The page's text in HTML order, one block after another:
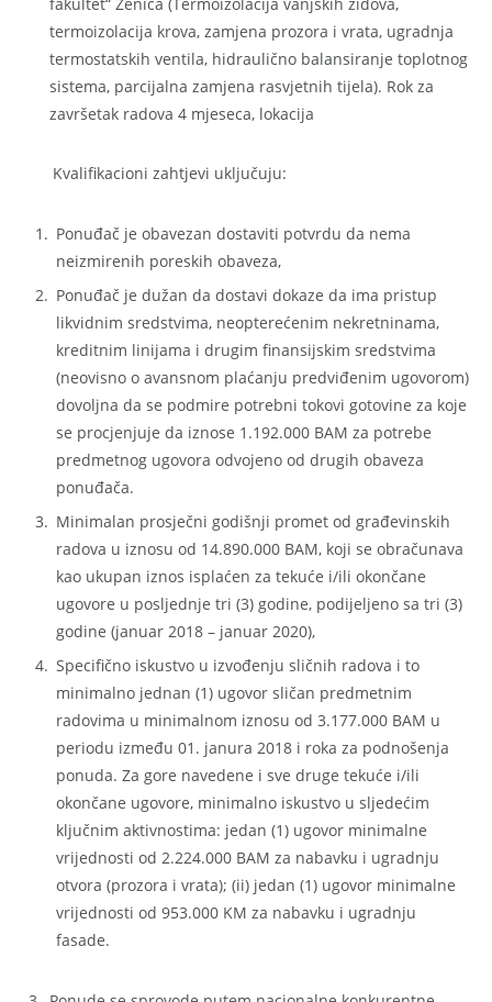
termoizolacija krova, zamjena prozora i vrata, ugradnja
termostatskih ventila, hidraulično balansiranje toplotnog
sistema, parcijalna zamjena rasvjetnih tijela). Rok za
završetak radova 4 mjeseca, lokacija
Kvalifikacioni zahtjevi uključuju:
Ponuđač je obavezan dostaviti potvrdu da nema
neizmirenih poreskih obaveza,
Ponuđač je dužan da dostavi dokaze da ima pristup
likvidnim sredstvima, neopterećenim nekretninama,
kreditnim linijama i drugim finansijskim sredstvima
(neovisno o avansnom plaćanju predviđenim ugovorom)
dovoljna da se podmire potrebni tokovi gotovine za koje
se procjenjuje da iznose 1.192.000 BAM za potrebe
predmetnog ugovora odvojeno od drugih obaveza
ponuđača.
Minimalan prosječni godišnji promet od građevinskih
radova u iznosu od 14.890.000 BAM, koji se obračunava
kao ukupan iznos isplaćen za tekuće i/ili okončane
ugovore u posljednje tri (3) godine, podijeljeno sa tri (3)
godine (januar 2018 – januar 2020),
Specifično iskustvo u izvođenju sličnih radova i to
minimalno jednan (1) ugovor sličan predmetnim
radovima u minimalnom iznosu od 3.177.000 BAM u
periodu između 01. janura 2018 i roka za podnošenja
ponuda. Za gore navedene i sve druge tekuće i/ili
okončane ugovore, minimalno iskustvo u sljedećim
ključnim aktivnostima: jedan (1) ugovor minimalne
vrijednosti od 2.224.000 BAM za nabavku i ugradnju
otvora (prozora i vrata); (ii) jedan (1) ugovor minimalne
vrijednosti od 953.000 KM za nabavku i ugradnju
fasade.